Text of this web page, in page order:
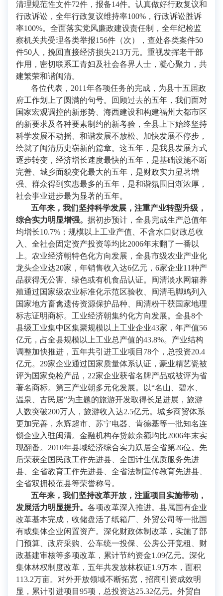
清理规范性文件72件，报备14件。认真做好行政复议和
行政诉讼，全年行政复议维持率100%，行政诉讼胜诉
率100%。全面落实党风廉政建设责任制，全年纪检监
察机关共受理各类举报156件（次），查处各类案件50
件50人，挽回直接经济损失213万元。重视发挥老干部
作用，密切联系工青妇及社会各界人士，凝心聚力，共
建繁荣和谐闽清。
各位代表，2011年各项任务的完成，为县十五届政
府工作划上了圆满的句号。回顾过去的五年，我们面对
国家宏观调控的新形势、海西建设和构建福州大都市区
的新要求及各种要素制约的新考验，全县上下始终坚持
科学发展不动摇、和谐发展不放松、加快发展不停步，
绘就了闽清历史崭新的篇章。这五年，是我县发展方式
逐步转变，经济增长速度最快的五年，是基础设施不断
完善、城乡面貌变化最大的五年，是财政实力显著增
强、群众得到实惠最多的五年，是和谐氛围日渐浓厚，
社会事业进步最为显著的五年。
五年来，我们坚持科学发展，注重产业转型升级，
综合实力明显增强。 据初步预计，全县完成生产总值年
均增长10.7%；规模以上工业产值、不含水口财政总收
入、全社会固定资产投资等均比2006年末翻了一番以
上。农业经济朝特色化方向发展，全县市级农业产业化
龙头企业达20家，年销售收入达6亿元，6家企业11种产
品获得无公害、绿色或有机食品认证。闽清淡水网箱养
殖通过国家级农业标准化示范区验收、闽清毛脚鸡列入
国家地方畜禽遗传资源保护品种、闽清粉干获国家地理
标志证明商标。工业经济朝集约化方向发展。全县8个
县级工业集中区集聚规模以上工业企业43家，年产值56
亿元，占全县规模以上工业总产值的43.8%。产业结构
调整加快推进，五年共引进工业项目78个，总投资20.4
亿元。29家企业通过国家质量体系认证，豪业精艺瓷被
评为国家免检产品，22家企业获省名牌产品或被评为省
著名商标。第三产业朝多元化发展。以“名山、碧水、
温泉、古民居”为主题的旅游开发取得长足进展，旅游
人数突破200万人，旅游收入达2.5亿元。城乡商贸体系
更加完善，永辉超市、苏宁电器、肯德基等一批知名连
锁企业入驻闽清。金融机构存贷款余额均比2006年末实
现翻番。2010年县域经济综合实力跃居全省第26位。先
后荣获全国民政工作先进县、全国计生优质服务先进
县、全省教育工作先进县、全省法制宣传教育先进县、
全省双拥模范县等荣誉称号。
五年来，我们坚持改革开放，注重项目实施带动，
发展活力明显提升。 各项改革深入推进。县属国有企业
改革基本完成，收储盘活了纸箱厂、外贸公司等一批国
有或集体企业闲置资产。深化财政体制改革，实施了部
门预算、政府采购、公车统一投保、公房公开竞租、财
政基建审核等多项改革，累计节约资金1.09亿元。深化
集体林权制度改革，五年共发放林权证1.9万本，面积
113.2万亩。对外开放领域不断拓宽，招商引资成效明
显，累计引进项目95项，总投资达25.32亿元。外贸自